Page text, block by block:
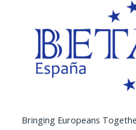
Bringing Europeans